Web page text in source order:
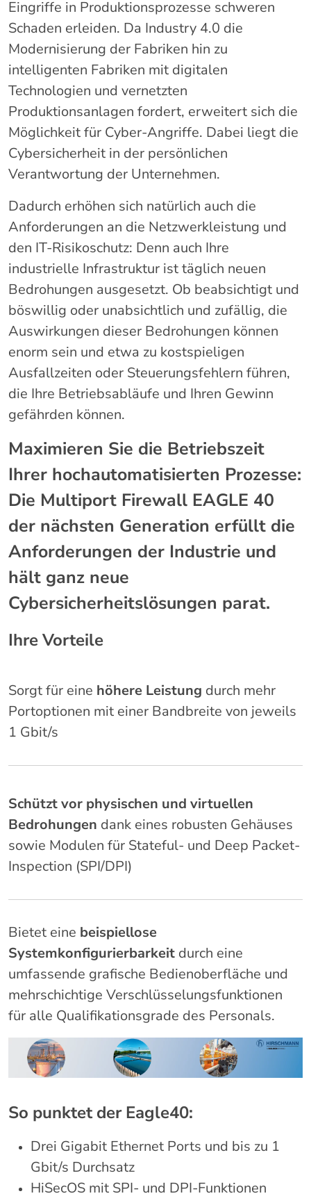
Eingriffe in Produktionsprozesse schweren
Schaden erleiden. Da Industry 4.0 die
Modernisierung der Fabriken hin zu
intelligenten Fabriken mit digitalen
Technologien und vernetzten
Produktionsanlagen fordert, erweitert sich die
Möglichkeit für Cyber-Angriffe. Dabei liegt die
Cybersicherheit in der persönlichen
Verantwortung der Unternehmen.
Dadurch erhöhen sich natürlich auch die
Anforderungen an die Netzwerkleistung und
den IT-Risikoschutz: Denn auch Ihre
industrielle Infrastruktur ist täglich neuen
Bedrohungen ausgesetzt. Ob beabsichtigt und
böswillig oder unabsichtlich und zufällig, die
Auswirkungen dieser Bedrohungen können
enorm sein und etwa zu kostspieligen
Ausfallzeiten oder Steuerungsfehlern führen,
die Ihre Betriebsabläufe und Ihren Gewinn
gefährden können.
Maximieren Sie die Betriebszeit
Ihrer hochautomatisierten Prozesse:
Die Multiport Firewall EAGLE 40
der nächsten Generation erfüllt die
Anforderungen der Industrie und
hält ganz neue
Cybersicherheitslösungen parat.
Ihre Vorteile
Sorgt für eine höhere Leistung durch mehr
Portoptionen mit einer Bandbreite von jeweils
1 Gbit/s
Schützt vor physischen und virtuellen
Bedrohungen dank eines robusten Gehäuses
sowie Modulen für Stateful- und Deep Packet-
Inspection (SPI/DPI)
Bietet eine beispiellose
Systemkonfigurierbarkeit durch eine
umfassende grafische Bedienoberfläche und
mehrschichtige Verschlüsselungsfunktionen
für alle Qualifikationsgrade des Personals.
So punktet der Eagle40:
Drei Gigabit Ethernet Ports und bis zu 1
Gbit/s Durchsatz
HiSecOS mit SPI- und DPI-Funktionen